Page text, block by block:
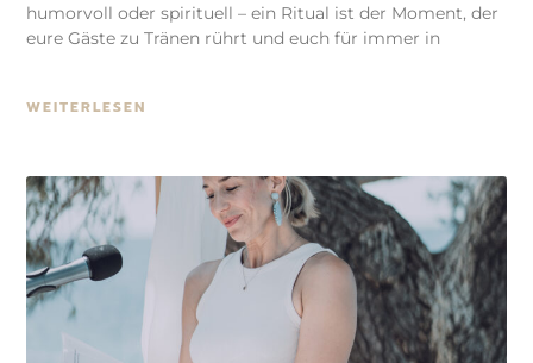
humorvoll oder spirituell – ein Ritual ist der Moment, der
eure Gäste zu Tränen rührt und euch für immer in
WEITERLESEN